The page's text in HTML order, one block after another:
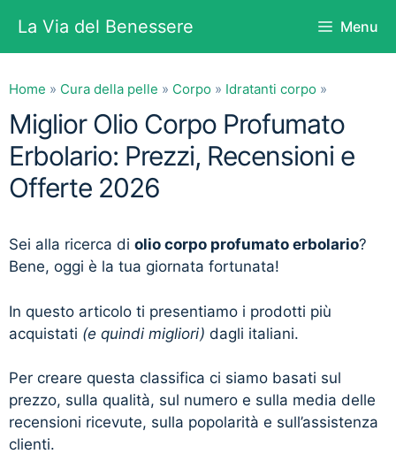
contenuto
La Via del Benessere Menu
Home » Cura della pelle » Corpo » Idratanti corpo »
Miglior Olio Corpo Profumato
Erbolario: Prezzi, Recensioni e
Offerte 2026
Sei alla ricerca di olio corpo profumato erbolario?
Bene, oggi è la tua giornata fortunata!
In questo articolo ti presentiamo i prodotti più
acquistati (e quindi migliori) dagli italiani.
Per creare questa classifica ci siamo basati sul
prezzo, sulla qualità, sul numero e sulla media delle
recensioni ricevute, sulla popolarità e sull’assistenza
clienti.